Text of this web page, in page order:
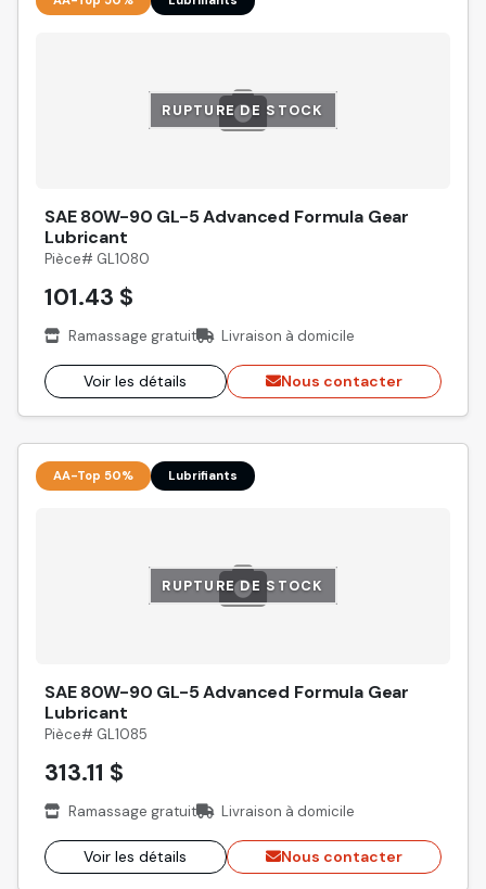
RUPTURE DE STOCK
SAE 80W-90 GL-5 Advanced Formula Gear
Lubricant
Pièce# GL1080
101.43 $
Ramassage gratuit Livraison à domicile
Voir les détails Nous contacter
AA-Top 50% Lubrifiants
RUPTURE DE STOCK
SAE 80W-90 GL-5 Advanced Formula Gear
Lubricant
Pièce# GL1085
313.11 $
Ramassage gratuit Livraison à domicile
Voir les détails Nous contacter